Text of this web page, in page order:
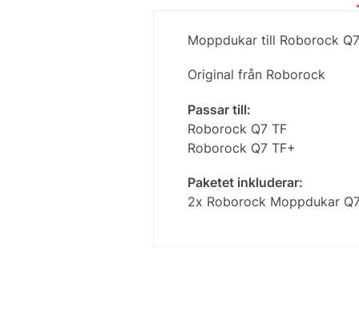
Moppdukar till Roborock
Original från Roborock
Passar till:
Roborock Q7 TF
Roborock Q7 TF+
Paketet inkluderar:
2x Roborock Moppdukar